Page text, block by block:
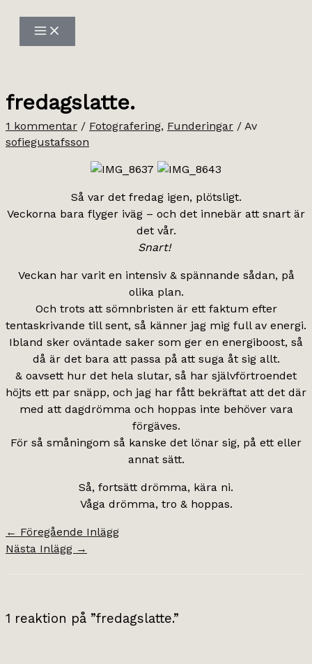
innehåll
fredagslatte.
1 kommentar / Fotografering, Funderingar / Av
sofiegustafsson
Så var det fredag igen, plötsligt.
Veckorna bara flyger iväg – och det innebär att snart är
det vår.
Snart!
Veckan har varit en intensiv & spännande sådan, på
olika plan.
Och trots att sömnbristen är ett faktum efter
tentaskrivande till sent, så känner jag mig full av energi.
Ibland sker oväntade saker som ger en energiboost, så
då är det bara att passa på att suga åt sig allt.
& oavsett hur det hela slutar, så har självförtroendet
höjts ett par snäpp, och jag har fått bekräftat att det där
med att dagdrömma och hoppas inte behöver vara
förgäves.
För så småningom så kanske det lönar sig, på ett eller
annat sätt.
Så, fortsätt drömma, kära ni.
Våga drömma, tro & hoppas.
← Föregående Inlägg
Nästa Inlägg →
1 reaktion på ”fredagslatte.”